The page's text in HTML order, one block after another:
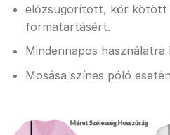
előzsugorított, kör kötött
formatartásért.
Mindennapos használatra
Mosása színes póló